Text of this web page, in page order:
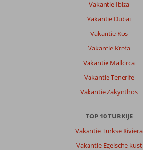
Vakantie Ibiza
Vakantie Dubai
Vakantie Kos
Vakantie Kreta
Vakantie Mallorca
Vakantie Tenerife
Vakantie Zakynthos
TOP 10 TURKIJE
Vakantie Turkse Riviera
Vakantie Egeische kust